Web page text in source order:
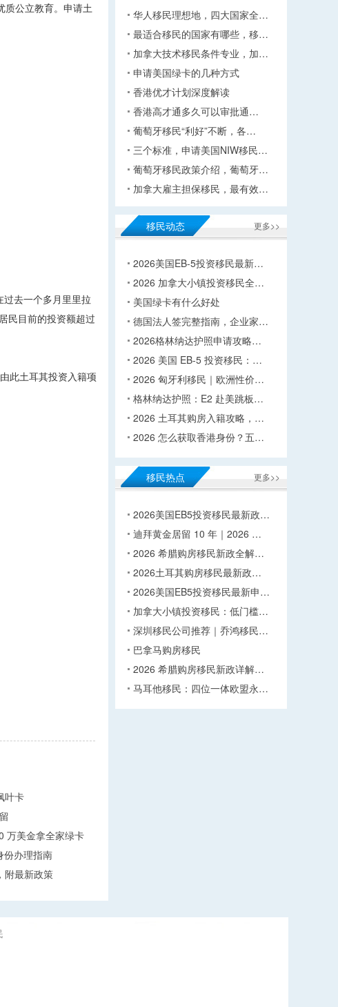
质公立教育。申请土
去一个多月里里拉
民目前的投资额超过
此土耳其投资入籍项
叶卡
万美金拿全家绿卡
份办理指南
附最新政策
华人移民理想地，四大国家全…
最适合移民的国家有哪些，移…
加拿大技术移民条件专业，加…
申请美国绿卡的几种方式
香港优才计划深度解读
香港高才通多久可以审批通…
葡萄牙移民“利好”不断，各…
三个标准，申请美国NIW移民…
葡萄牙移民政策介绍，葡萄牙…
加拿大雇主担保移民，最有效…
更多>>
移民动态
2026美国EB-5投资移民最新…
2026 加拿大小镇投资移民全…
美国绿卡有什么好处
德国法人签完整指南，企业家…
2026格林纳达护照申请攻略…
2026 美国 EB-5 投资移民：…
2026 匈牙利移民｜欧洲性价…
格林纳达护照：E2 赴美跳板…
2026 土耳其购房入籍攻略，…
2026 怎么获取香港身份？五…
更多>>
移民热点
2026美国EB5投资移民最新政…
迪拜黄金居留 10 年｜2026 …
2026 希腊购房移民新政全解…
2026土耳其购房移民最新政…
2026美国EB5投资移民最新申…
加拿大小镇投资移民：低门槛…
深圳移民公司推荐｜乔鸿移民…
巴拿马购房移民
2026 希腊购房移民新政详解…
马耳他移民：四位一体欧盟永…